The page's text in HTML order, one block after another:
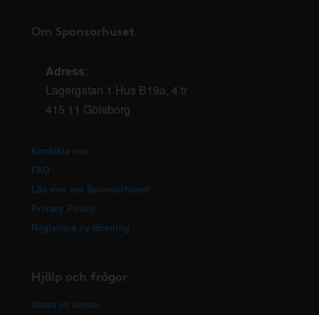
Om Sponsorhuset
Adress:
Lagergatan 1 Hus B19a, 4 tr
415 11 Göteborg
Kontakta oss
FAQ
Läs mer om Sponsorhuset
Privacy Policy
Registrera ny förening
Hjälp och frågor
Skapa ett ärende